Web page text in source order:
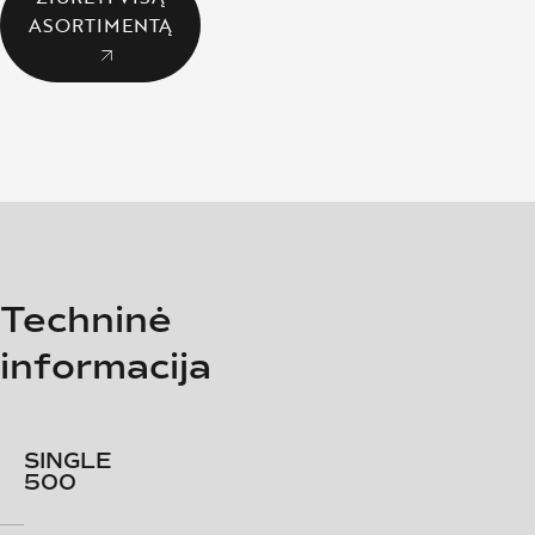
ASORTIMENTĄ
Techninė
informacija
SINGLE
500
PROFILE
600
PROFILE
600